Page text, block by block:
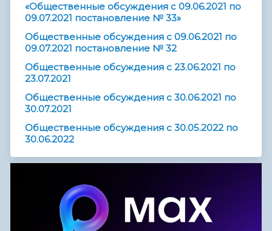
«Общественные обсуждения с 09.06.2021 по
09.07.2021 постановление № 33»
Общественные обсуждения с 09.06.2021 по
09.07.2021 постановление № 32
Общественные обсуждения с 23.06.2021 по
23.07.2021
Общественные обсуждения с 30.06.2021 по
30.07.2021
Общественные обсуждения с 30.05.2022 по
30.06.2022